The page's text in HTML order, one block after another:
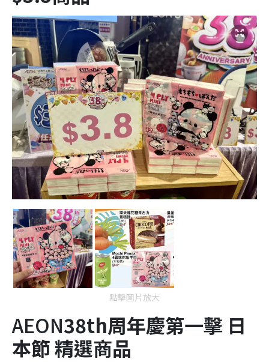
點擊圖片放大
AEON38th周年慶第一擊 日
本節 精選商品